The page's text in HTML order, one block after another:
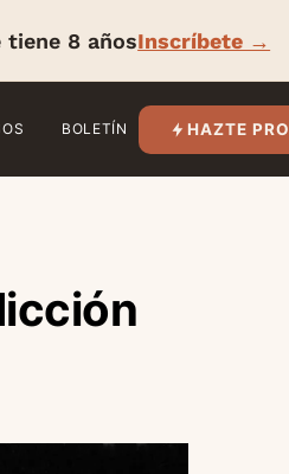
tiene 8 añosInscríbete →
BOLETÍN HAZTE PRO